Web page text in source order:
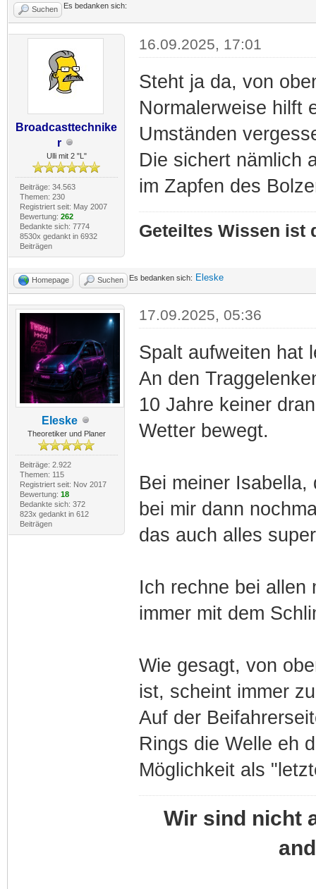
Suchen Es bedanken sich:
Broadcasttechnike
r
Ulli mit 2 "L"
Beiträge: 34.563
Themen: 230
Registriert seit: May 2007
Bewertung: 262
Bedankte sich: 7774
8530x gedankt in 6932
Beiträgen
16.09.2025, 17:01
Steht ja da, von
Normalerweise hilft
Umständen
Die sichert nämlich
im Zapfen des
Geteiltes Wissen ist
Homepage Suchen Es bedanken sich: Eleske
Eleske
Theoretiker und Planer
Beiträge: 2.922
Themen: 115
Registriert seit: Nov 2017
Bewertung: 18
Bedankte sich: 372
823x gedankt in 612
Beiträgen
17.09.2025, 05:36
Spalt aufweiten hat
An den
10 Jahre keiner
Wetter bewegt.
Bei meiner
bei mir dann
das auch alles
Ich rechne bei allen
immer mit dem
Wie gesagt, von
ist, scheint immer
Auf der
Rings die Welle eh
Möglichkeit als
Wir sind nicht